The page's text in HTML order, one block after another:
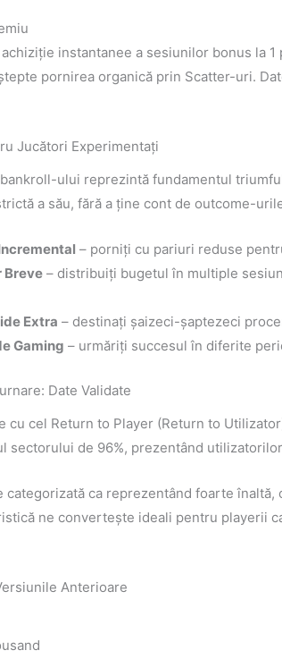
instantanee a sesiunilor bonus la
pornirea organică prin Scatter-uri.
Jucători Experimentați
ului reprezintă fundamentul
a său, fără a ține cont de outcome-
– porniți cu pariuri reduse
Breve – distribuiți bugetul în multiple
Extra – destinați șaizeci-șaptezeci
Gaming – urmăriți succesul în diferite
Date Validate
cu cel Return to Player (Return to
sectorului de 96%, prezentând
categorizată ca reprezentând foarte
ne convertește ideali pentru playerii
Anterioare